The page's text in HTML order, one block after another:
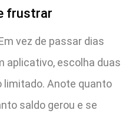
frustrar
vez de passar dias
aplicativo, escolha duas
limitado. Anote quanto
saldo gerou e se